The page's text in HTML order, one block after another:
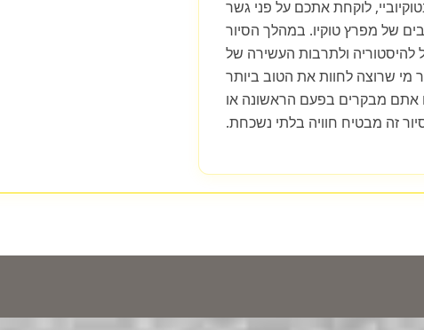
בטוקיוביי, לוקחת אתכם על פני גשר
של מפרץ טוקיו. במהלך הסיור
להיסטוריה ולתרבות העשירה של
מי שרוצה לחוות את הטוב ביותר
אתם מבקרים בפעם הראשונה או
זה מבטיח חוויה בלתי נשכחת.